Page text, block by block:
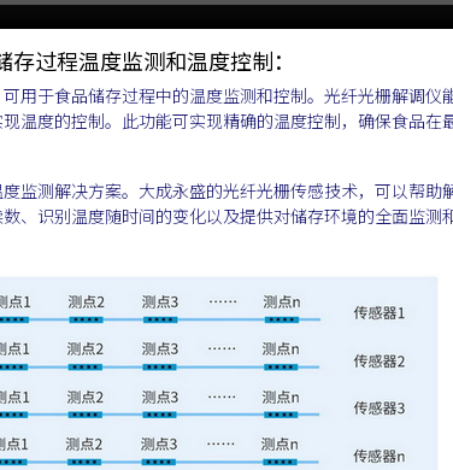
过程温度监测和温度控制：
用于食品储存过程中的温度监测和控制。光纤光栅解调仪
温度的控制。此功能可实现精确的温度控制，确保食品在
监测解决方案。大成永盛的光纤光栅传感技术，可以帮助
、识别温度随时间的变化以及提供对储存环境的全面监测